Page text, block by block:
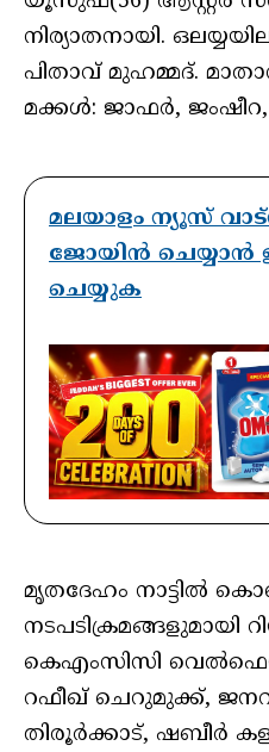
നിര്യാതനായി.
പിതാവ് മുഹമ്മദ്.
മക്കള്‍: ജാഫര്‍,
മലയാളം ന്യൂസ്
ജോയിൻ ചെയ്യാൻ
ചെയ്യുക
മൃതദേഹം നാട്ടില്‍
നടപടിക്രമങ്ങളുമായി
കെഎംസിസി
റഫീഖ് ചെറുമുക്ക്,
തിരൂര്‍ക്കാട്, ഷബീര്‍